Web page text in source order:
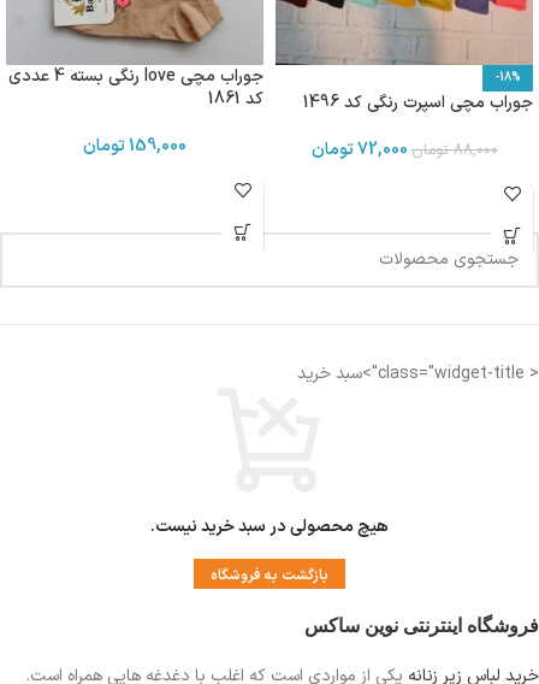
-18%
جوراب مچی اسپرت رنگی کد 1496
88,000 تومان72,000تومان
جوراب مچی love رنگی بسته 4 عددی
کد 1861
159,000تومان
< class="widget-title">سبد خرید
هیچ محصولی در سبد خرید نیست.
بازگشت به فروشگاه
فروشگاه اینترنتی نوین ساکس
خرید لباس زیر زنانه یکی از مواردی است که اغلب با دغدغه هایی همراه است.